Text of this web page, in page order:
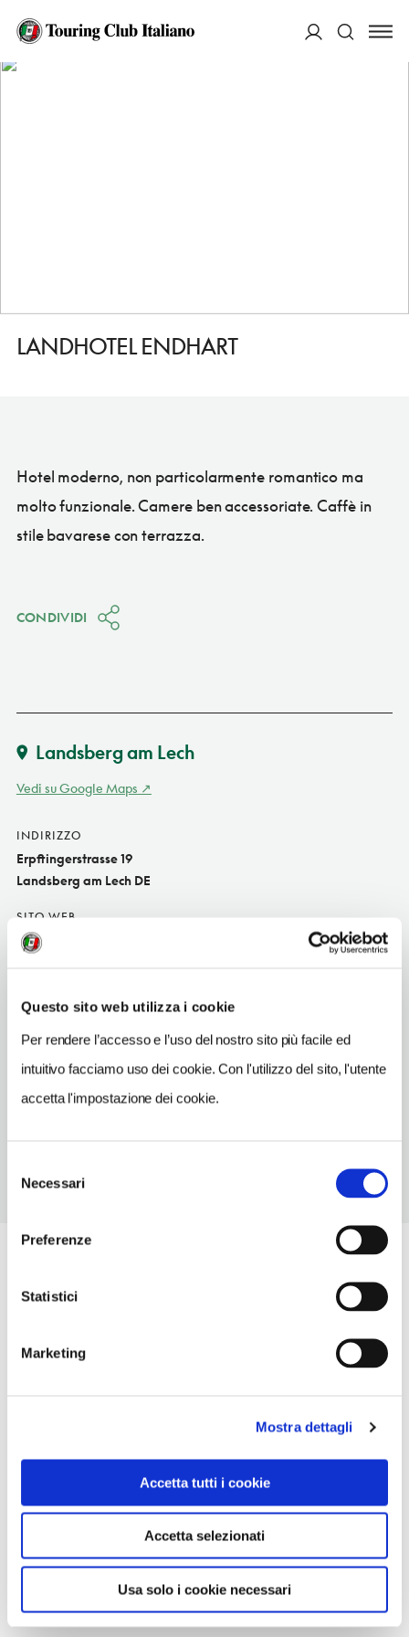
Questo sito web utilizza i cookie
Per rendere l’accesso e l’uso del nostro sito più facile ed
intuitivo facciamo uso dei cookie. Con l'utilizzo del sito, l'utente
accetta l'impostazione dei cookie.
delNecessari
Preferenze
Statistici
Marketing
Mostra dettagli
Accetta tutti i cookie
Accetta selezionati
Usa solo i cookie necessari
HOME
LANDHOTEL ENDHART
LANDHOTEL ENDHART
Hotel moderno, non particolarmente romantico ma
molto funzionale. Camere ben accessoriate. Caffè in
stile bavarese con terrazza.
CONDIVIDI
Landsberg am Lech
Vedi su Google Maps
INDIRIZZO
Erpftingerstrasse 19
Landsberg am Lech DE
SITO WEB
www.landhotel-endhart.de
landhotel-endhart@t-online.de
TELEFONO
NUMERO CAMERE